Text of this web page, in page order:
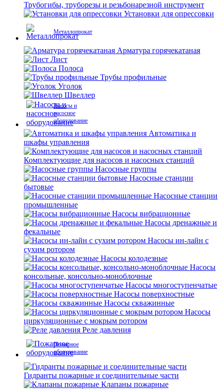
Трубогибы, труборезы и резьбонарезной инструмент
Установки для опрессовки
Металлопрокат
Арматура горячекатаная
Лист
Полоса
Трубы профильные
Уголок
Швеллер
Насосы и
насосное
оборудование
Автоматика и
шкафы управления
Комплектующие для насосов и насосных станций
Насосные группы
Насосные станции
бытовые
Насосные станции
промышленные
Насосы вибрационные
Насосы дренажные и
фекальные
Насосы ин-лайн с
сухим ротором
Насосы колодезные
Насосы
консольные, консольно-моноблочные
Насосы многоступенчатые
Насосы поверхностные
Насосы скважинные
Насосы
циркуляционные с мокрым ротором
Реле давления
Пожарное
оборудование
Гидранты пожарные и соединительные части
Клапаны пожарные